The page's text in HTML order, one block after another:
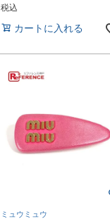
税込
カートに入れる
ミュウミュウ